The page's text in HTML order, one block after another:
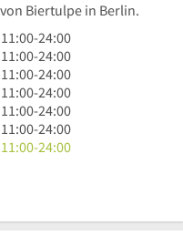
Biertulpe in Berlin.
11
Uhr
bis
24
Uhr
11:00-24:00
11
Uhr
bis
24
Uhr
11:00-24:00
11
Uhr
bis
24
Uhr
11:00-24:00
11
Uhr
bis
24
11:00-24:00
11
Uhr
bis
11:00-24:00
11
Uhr
11:00-24:00
11
Uhr
11:00-24:00